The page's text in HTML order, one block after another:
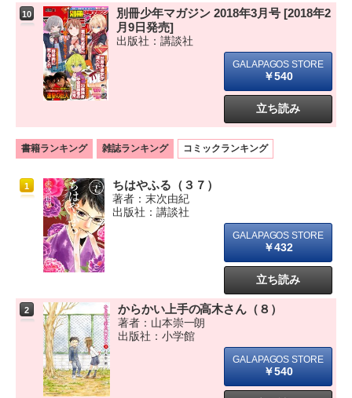
10
別冊少年マガジン 2018年3月号 [2018年2
月9日発売]
出版社：講談社
￥540
立ち読み
書籍ランキング 雑誌ランキング コミックランキング
1 ちはやふる（３７）
著者：末次由紀
出版社：講談社
￥432
立ち読み
2 からかい上手の高木さん（８）
著者：山本崇一朗
出版社：小学館
￥540